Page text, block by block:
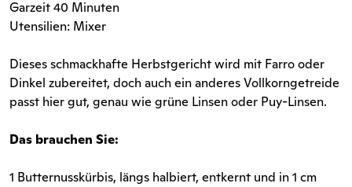
Garzeit 40 Minuten
Utensilien: Mixer
Dieses schmackhafte Herbstgericht wird mit Farro oder
Dinkel zubereitet, doch auch ein anderes Vollkorngetreide
passt hier gut, genau wie grüne Linsen oder Puy-Linsen.
Das brauchen Sie:
1 Butternusskürbis, längs halbiert, entkernt und in 1 cm